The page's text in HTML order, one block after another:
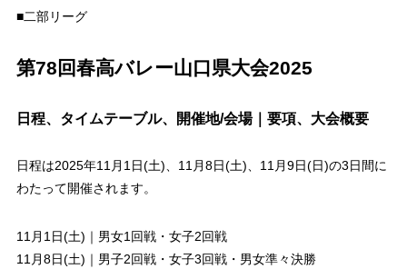
■二部リーグ
第78回春高バレー山口県大会2025
日程、タイムテーブル、開催地/会場｜要項、大会概要
日程は2025年11月1日(土)、11月8日(土)、11月9日(日)の3日間に
わたって開催されます。
11月1日(土)｜男女1回戦・女子2回戦
11月8日(土)｜男子2回戦・女子3回戦・男女準々決勝